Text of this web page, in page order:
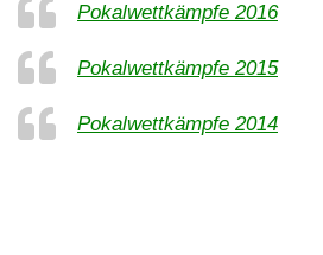
Pokalwettkämpfe 2016
Pokalwettkämpfe 2015
Pokalwettkämpfe 2014